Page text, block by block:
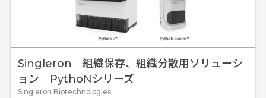
Singleron 組織保存、組織分散用ソリューシ
ョン PythoNシリーズ
Singleron Biotechnologies